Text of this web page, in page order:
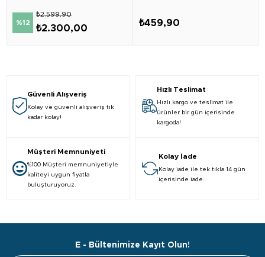
%12
₺2.300,00
₺2.599,90
₺459,90
Güvenli Alışveriş
Kolay ve güvenli alışveriş tık
kadar kolay!
Hızlı Teslimat
Hızlı kargo ve teslimat ile
ürünler bir gün içerisinde
kargoda!
Müşteri Memnuniyeti
%100 Müşteri memnuniyetiyle
kaliteyi uygun fiyatla
buluşturuyoruz.
Kolay İade
Kolay iade ile tek tıkla 14 gün
içerisinde iade.
E - Bültenimize Kayıt Olun!